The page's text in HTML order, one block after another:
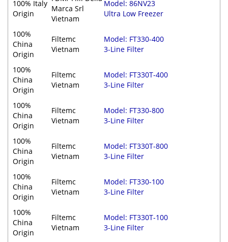
100% Italy
Origin
Marca Srl
Vietnam
Model: 86NV23
Ultra Low Freezer
100%
China
Origin
Filtemc
Vietnam
Model: FT330-400
3-Line Filter
100%
China
Origin
Filtemc
Vietnam
Model: FT330T-400
3-Line Filter
100%
China
Origin
Filtemc
Vietnam
Model: FT330-800
3-Line Filter
100%
China
Origin
Filtemc
Vietnam
Model: FT330T-800
3-Line Filter
100%
China
Origin
Filtemc
Vietnam
Model: FT330-100
3-Line Filter
100%
China
Origin
Filtemc
Vietnam
Model: FT330T-100
3-Line Filter